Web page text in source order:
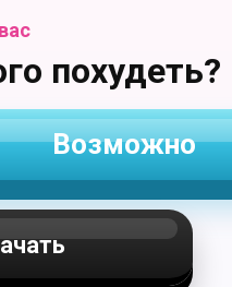
похудеть?
Возможно